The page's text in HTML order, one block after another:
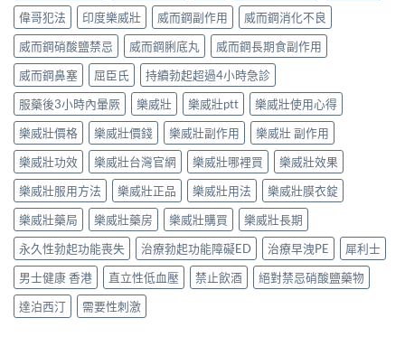
偉哥犯法
印度樂威壯 威而鋼副作用
威而鋼消化不良
威而鋼硝酸鹽禁忌
威而鋼脷底丸
威而鋼長期食副作用
威而鋼鼻塞
屈臣氏
持續勃起超過4小時急診
服藥後3小時內暈厥
樂威壯 樂威壯ptt
樂威壯使用心得
樂威壯價格
樂威壯價錢 樂威壯副作用
樂威壯 副作用
樂威壯功效
樂威壯台灣官網 樂威壯哪裡買
樂威壯效果
樂威壯服用方法
樂威壯正品 樂威壯用法
樂威壯膜衣錠
樂威壯藥局
樂威壯藥房 樂威壯購買
樂威壯長期
永久性勃起功能喪失
治療勃起功能障礙ED 治療早洩PE
犀利士
男士健康 香港
直立性低血壓 禁止飲酒
絕對禁忌硝酸鹽藥物
達泊西汀
需要性刺激